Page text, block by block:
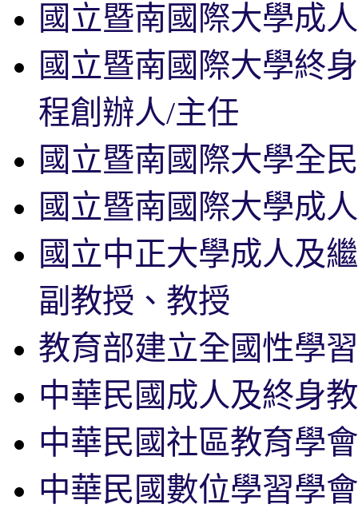
國立暨南國際大學成
國立暨南國際大學終
程創辦人/主任
國立暨南國際大學全
國立暨南國際大學成
國立中正大學成人及
副教授、教授
教育部建立全國性學
中華民國成人及終身
中華民國社區教育學
中華民國數位學習學